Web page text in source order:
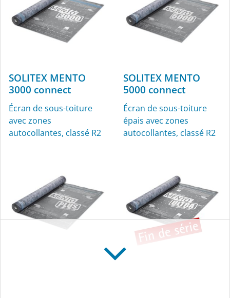
ROFLEX
Manchettes pour
conduits pour l’intérieur
et l’extérieur
ROFLEX exto
Manchette pour conduit
d‘aération
SOLITEX MENTO
3000 connect
Écran de sous-toiture
avec zones
autocollantes, classé R2
SOLITEX MENTO
5000 connect
Écran de sous-toiture
épais avec zones
autocollantes, classé R2